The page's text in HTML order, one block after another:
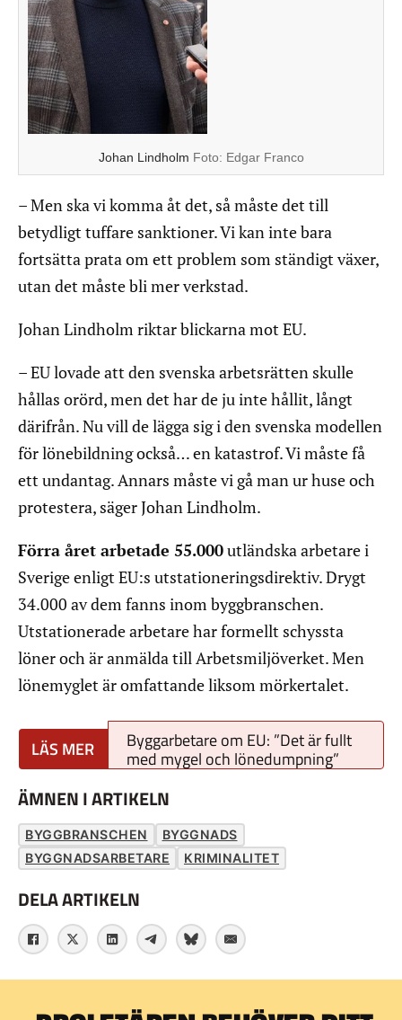
Johan Lindholm Foto: Edgar Franco
– Men ska vi komma åt det, så måste det till
betydligt tuffare sanktioner. Vi kan inte bara
fortsätta prata om ett problem som ständigt växer,
utan det måste bli mer verkstad.
Johan Lindholm riktar blickarna mot EU.
– EU lovade att den svenska arbetsrätten skulle
hållas orörd, men det har de ju inte hållit, långt
därifrån. Nu vill de lägga sig i den svenska modellen
för lönebildning också… en katastrof. Vi måste få
ett undantag. Annars måste vi gå man ur huse och
protestera, säger Johan Lindholm.
Förra året arbetade 55.000utländska arbetare i
Sverige enligt EU:s utstationeringsdirektiv. Drygt
34.000 av dem fanns inom byggbranschen.
Utstationerade arbetare har formellt schyssta
löner och är anmälda till Arbetsmiljöverket. Men
lönemyglet är omfattande liksom mörkertalet.
Byggarbetare om EU: ”Det är fullt
med mygel och lönedumpning”
ÄMNEN I ARTIKELN
BYGGBRANSCHEN
BYGGNADS
BYGGNADSARBETARE
KRIMINALITET
DELA ARTIKELN